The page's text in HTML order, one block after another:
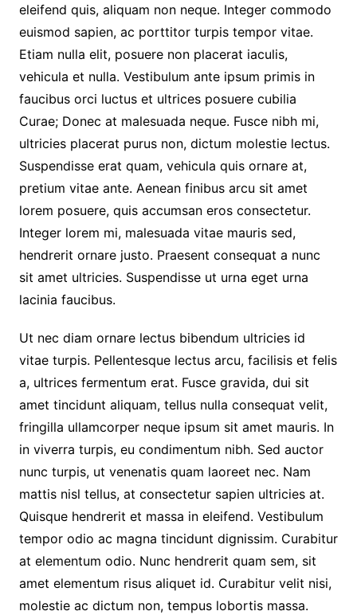
eleifend quis, aliquam non neque. Integer commodo
euismod sapien, ac porttitor turpis tempor vitae.
Etiam nulla elit, posuere non placerat iaculis,
vehicula et nulla. Vestibulum ante ipsum primis in
faucibus orci luctus et ultrices posuere cubilia
Curae; Donec at malesuada neque. Fusce nibh mi,
ultricies placerat purus non, dictum molestie lectus.
Suspendisse erat quam, vehicula quis ornare at,
pretium vitae ante. Aenean finibus arcu sit amet
lorem posuere, quis accumsan eros consectetur.
Integer lorem mi, malesuada vitae mauris sed,
hendrerit ornare justo. Praesent consequat a nunc
sit amet ultricies. Suspendisse ut urna eget urna
lacinia faucibus.
Ut nec diam ornare lectus bibendum ultricies id
vitae turpis. Pellentesque lectus arcu, facilisis et felis
a, ultrices fermentum erat. Fusce gravida, dui sit
amet tincidunt aliquam, tellus nulla consequat velit,
fringilla ullamcorper neque ipsum sit amet mauris. In
in viverra turpis, eu condimentum nibh. Sed auctor
nunc turpis, ut venenatis quam laoreet nec. Nam
mattis nisl tellus, at consectetur sapien ultricies at.
Quisque hendrerit et massa in eleifend. Vestibulum
tempor odio ac magna tincidunt dignissim. Curabitur
at elementum odio. Nunc hendrerit quam sem, sit
amet elementum risus aliquet id. Curabitur velit nisi,
molestie ac dictum non, tempus lobortis massa.